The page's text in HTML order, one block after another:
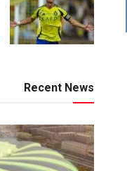
Recent News